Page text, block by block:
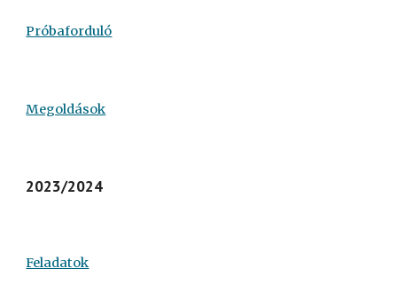
Próbaforduló
Megoldások
2023/2024
Feladatok